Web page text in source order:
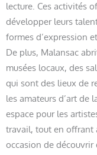
lecture. Ces activités
développer leurs
formes d’expression
De plus, Malansac
musées locaux, des
qui sont des lieux de
les amateurs d’art de
espace pour les
travail, tout en offrant
occasion de découvrir